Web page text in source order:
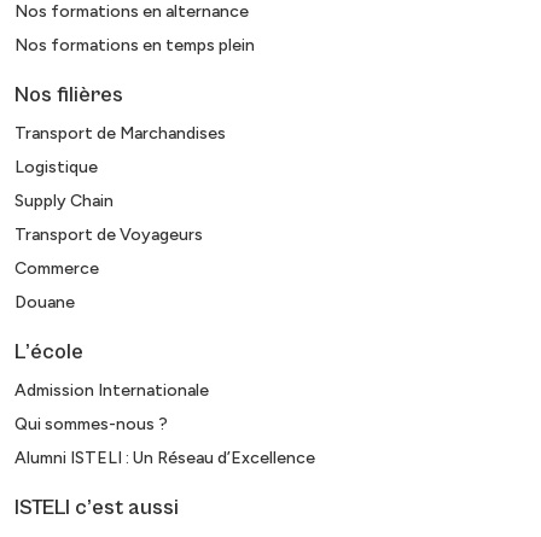
Nos formations en alternance
Nos formations en temps plein
Nos filières
Transport de Marchandises
Logistique
Supply Chain
Transport de Voyageurs
Commerce
Douane
L’école
Admission Internationale
Qui sommes-nous ?
Alumni ISTELI : Un Réseau d’Excellence
ISTELI c’est aussi